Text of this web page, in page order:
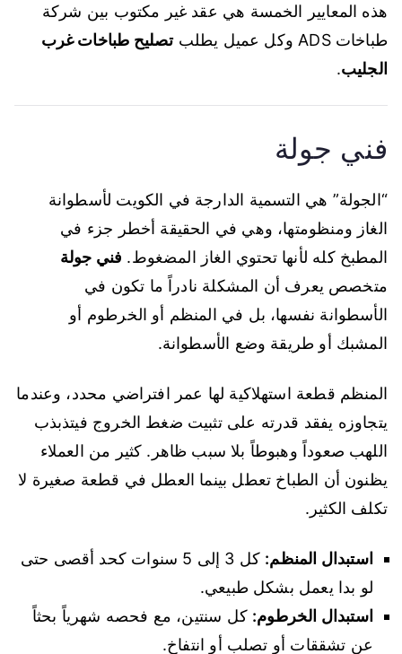
هذه المعايير الخمسة هي عقد غير مكتوب بين شركة
طباخات ADS وكل عميل يطلب
تصليح طباخات غرب
الجليب.
فني جولة
“الجولة” هي التسمية الدارجة في الكويت لأسطوانة
الغاز ومنظومتها، وهي في الحقيقة أخطر جزء في
المطبخ كله لأنها تحتوي الغاز المضغوط. فني جولة
متخصص يعرف أن المشكلة نادراً ما تكون في
الأسطوانة نفسها، بل في المنظم أو الخرطوم أو
المشبك أو طريقة وضع الأسطوانة.
المنظم قطعة استهلاكية لها عمر افتراضي محدد، وعندما
يتجاوزه يفقد قدرته على تثبيت ضغط الخروج فيتذبذب
اللهب صعوداً وهبوطاً بلا سبب ظاهر. كثير من العملاء
يظنون أن الطباخ تعطل بينما العطل في قطعة صغيرة لا
تكلف الكثير.
استبدال المنظم:
كل 3 إلى 5 سنوات كحد أقصى حتى
لو بدا يعمل بشكل طبيعي.
استبدال الخرطوم: كل سنتين، مع فحصه شهرياً بحثاً
عن تشققات أو تصلب أو انتفاخ.